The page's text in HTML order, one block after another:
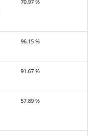
70.97 %
96.15 %
91.67 %
57.89 %